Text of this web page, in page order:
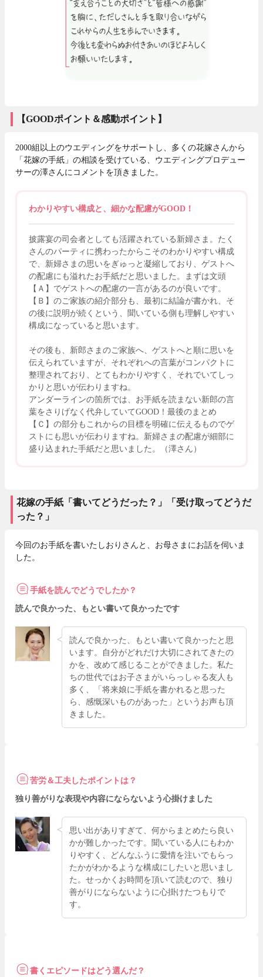
【GOODポイント＆感動ポイント】
2000組以上のウエディングをサポートし、多くの花嫁さんから
「花嫁の手紙」の相談を受けている、ウエディングプロデュー
サーの澤さんにコメントを頂きました。
わかりやすい構成と、細かな配慮がGOOD！
披露宴の司会者としても活躍されている新婦さま。たく
さんのパーティに携わったからこそのわかりやすい構成
で、新婦さまの思いをぎゅっと凝縮しており、ゲストへ
の配慮にも溢れたお手紙だと思いました。まずは文頭
【Ａ】でゲストへの配慮の一言があるのが良いです。
【Ｂ】のご家族の紹介部分も、最初に結論が書かれ、そ
の後に説明が続くという、聞いている側も理解しやすい
構成になっていると思います。
その後も、新郎さまのご家族へ、ゲストへと順に思いを
伝えられていますが、それぞれへの言葉がコンパクトに
整理されており、とてもわかりやすく、それでいてしっ
かりと思いが伝わりますね。
アンダーラインの箇所では、お手紙を読まない新郎の言
葉をさりげなく代弁していてGOOD！最後のまとめ
【Ｃ】の部分もこれからの目標を明確に伝えるものでゲ
ストにも思いが伝わりますね。新婦さまの配慮が細部に
盛り込まれた手紙だと思いました。（澤さん）
花嫁の手紙「書いてどうだった？」「受け取ってどうだ
った？」
今回のお手紙を書いたしおりさんと、お母さまにお話を伺いま
した。
手紙を読んでどうでしたか？
読んで良かった、もとい書いて良かったです
読んで良かった、もとい書いて良かったと思
います。自分がどれだけ大切にされてきたの
かを、改めて感じることができました。私た
ちの世代ではお子さまがいらっしゃる友人も
多く、「将来娘に手紙を書かれると思った
ら、感慨深いものがあった」というお声も頂
きました。
苦労＆工夫したポイントは？
独り善がりな表現や内容にならないよう心掛けました
思い出がありすぎて、何からまとめたら良い
かが難しかったです。聞いている人にもわか
りやすく、どんなふうに愛情を注いでもらっ
たかがわかるような構成にしたいと思いまし
た。せっかくお時間を頂いて読むので、独り
善がりにならないように心掛けたつもりで
す。
書くエピソードはどう選んだ？